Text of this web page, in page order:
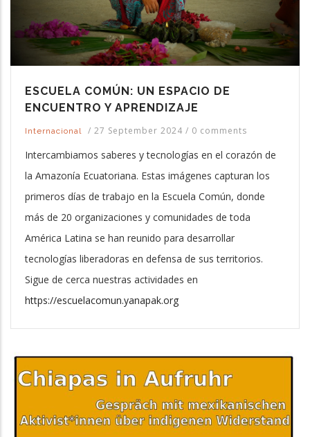
ESCUELA COMÚN: UN ESPACIO DE
ENCUENTRO Y APRENDIZAJE
Internacional / 27 September 2024 / 0 comments
Intercambiamos saberes y tecnologías en el corazón de
la Amazonía Ecuatoriana. Estas imágenes capturan los
primeros días de trabajo en la Escuela Común, donde
más de 20 organizaciones y comunidades de toda
América Latina se han reunido para desarrollar
tecnologías liberadoras en defensa de sus territorios.
Sigue de cerca nuestras actividades en
https://escuelacomun.yanapak.org